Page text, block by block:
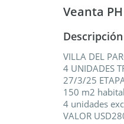
Veanta
Descripción
VILLA DEL
4 UNIDADES
27/3/25
150 m2
4 unidades
VALOR